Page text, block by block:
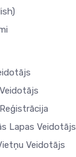
Lapas Veidotājs
Veidotājs